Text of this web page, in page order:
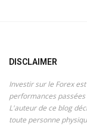
DISCLAIMER
Investir sur le Forex
performances
L'auteur de ce blog
toute personne